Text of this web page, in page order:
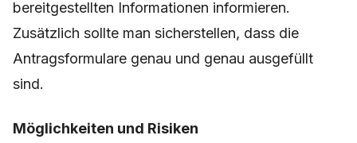
bereitgestellten Informationen informieren.
Zusätzlich sollte man sicherstellen, dass die
Antragsformulare genau und genau ausgefüllt
sind.
Möglichkeiten und Risiken